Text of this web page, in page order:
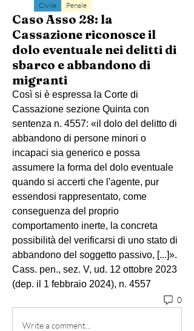
Civile Penale
Caso Asso 28: la
Cassazione riconosce il
dolo eventuale nei delitti di
sbarco e abbandono di
migranti
Così si è espressa la Corte di
Cassazione sezione Quinta con
sentenza n. 4557: «il dolo del delitto di
abbandono di persone minori o
incapaci sia generico e possa
assumere la forma del dolo eventuale
quando si accerti che l'agente, pur
essendosi rappresentato, come
conseguenza del proprio
comportamento inerte, la concreta
possibilità del verificarsi di uno stato di
abbandono del soggetto passivo, [...]».
Cass. pen., sez. V, ud. 12 ottobre 2023
(dep. il 1 febbraio 2024), n. 4557
0
Write a comment...